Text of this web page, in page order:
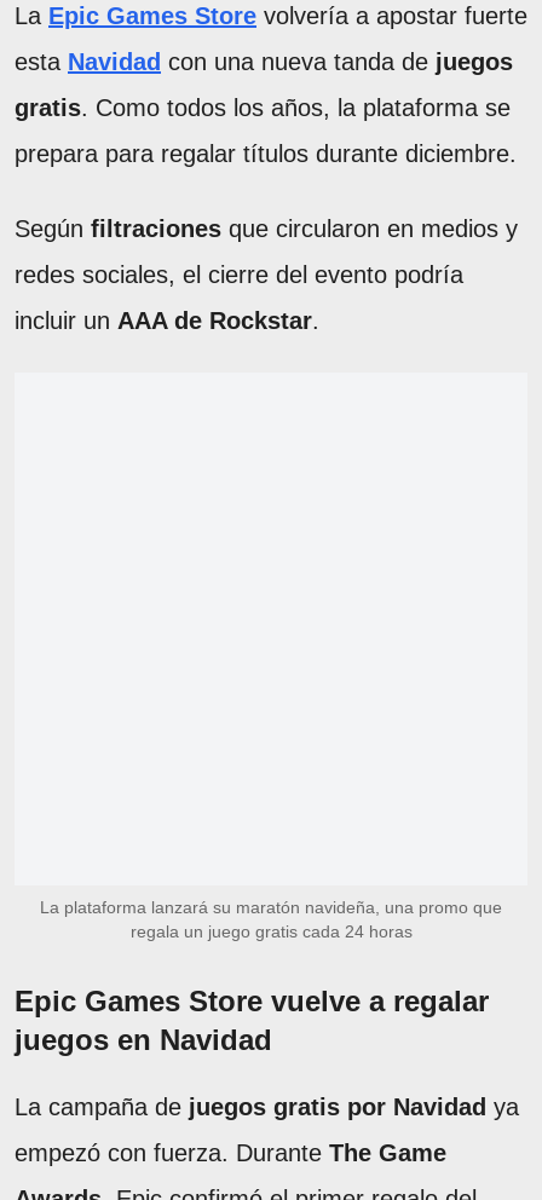
La Epic Games Store volvería a apostar fuerte
esta Navidad con una nueva tanda de juegos
gratis. Como todos los años, la plataforma se
prepara para regalar títulos durante diciembre.
Según filtraciones que circularon en medios y
redes sociales, el cierre del evento podría
incluir un AAA de Rockstar.
La plataforma lanzará su maratón navideña, una promo que
regala un juego gratis cada 24 horas
Epic Games Store vuelve a regalar
juegos en Navidad
La campaña de juegos gratis por Navidad ya
empezó con fuerza. Durante The Game